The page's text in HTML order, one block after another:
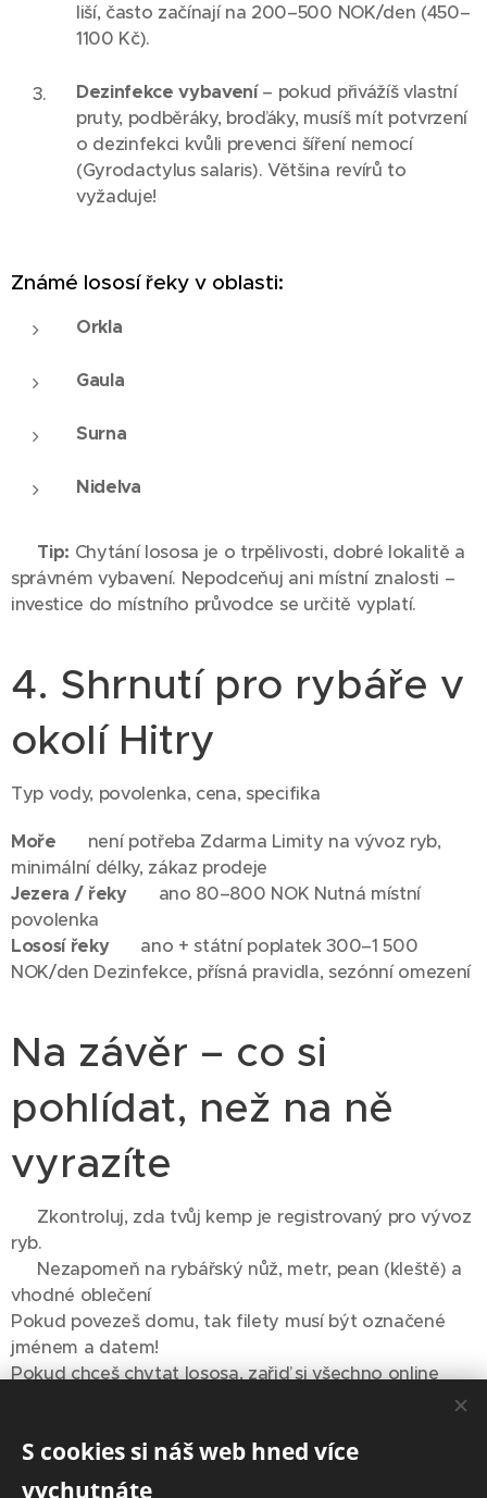
liší, často začínají na 200–500 NOK/den (450–
1100 Kč).
Dezinfekce vybavení– pokud přivážíš vlastní
pruty, podběráky, broďáky, musíš mít potvrzení
o dezinfekci kvůli prevenci šíření nemocí
(Gyrodactylus salaris). Většina revírů to
vyžaduje!
Známé lososí řeky v oblasti:
Orkla
Gaula
Surna
Nidelva
Tip: Chytání lososa je o trpělivosti, dobré lokalitě a
správném vybavení. Nepodceňuj ani místní znalosti –
investice do místního průvodce se určitě vyplatí.
4. Shrnutí pro rybáře v
okolí Hitry
Typ vody, povolenka, cena, specifika
Moře ❌ není potřeba Zdarma Limity na vývoz ryb,
minimální délky, zákaz prodeje
Jezera / řeky✅ ano 80–800 NOK Nutná místní
povolenka
Lososí řeky✅ ano + státní poplatek 300–1 500
NOK/den Dezinfekce, přísná pravidla, sezónní omezení
Na závěr – co si
pohlídat, než na ně
vyrazíte
✔️ Zkontroluj, zda tvůj kemp je registrovaný pro vývoz
ryb.
✔️ Nezapomeň na rybářský nůž, metr, pean (kleště) a
vhodné oblečení ✔️
Pokud povezeš domu, tak filety musí být označené
jménem a datem! ✔️
Pokud chceš chytat lososa, zařiď si všechno online
předem (fiskeravgift + fiskekort). ✔️ A
hrdí na svoje vody a my tam jsme jen na návštěvě.
S cookies si náš web hned více
vychutnáte